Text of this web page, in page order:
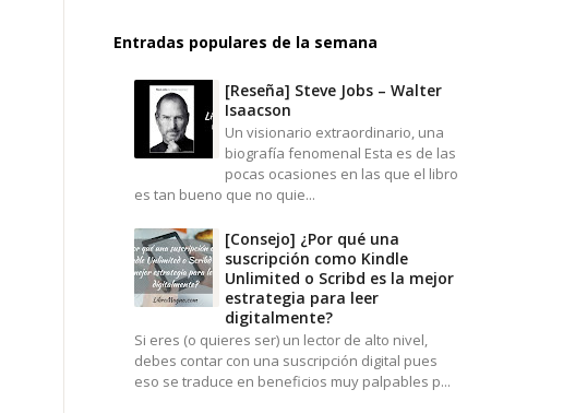
Entradas populares de la semana
[Reseña] Steve Jobs – Walter
Isaacson
Un visionario extraordinario, una
biografía fenomenal Esta es de las
pocas ocasiones en las que el libro
es tan bueno que no quie...
[Consejo] ¿Por qué una
suscripción como Kindle
Unlimited o Scribd es la mejor
estrategia para leer
digitalmente?
Si eres (o quieres ser) un lector de alto nivel,
debes contar con una suscripción digital pues
eso se traduce en beneficios muy palpables p...